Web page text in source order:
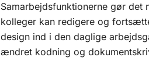
Samarbejdsfunktionerne gør det
kolleger kan redigere og
design ind i den daglige
ændret kodning og